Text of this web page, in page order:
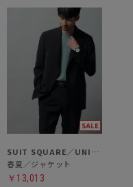
SUIT SQUARE／UNIVERSAL LANGUAGE
春夏／ジャケット
￥13,013